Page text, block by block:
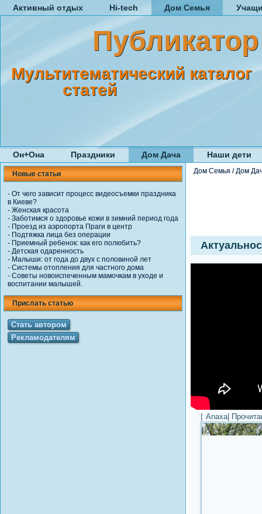
Активный отдых Hi-tech Дом Семья
Публикатор
Мультитематический каталог
статей
Он+Она Праздники Дом Дача Наши дети
Новые статьи
- От чего зависит процесс видеосъемки праздника
в Киеве?
- Женская красота
- Заботимся о здоровье кожи в зимний период года
- Проезд из аэропорта Праги в центр
- Подтяжка лица без операции
- Приемный ребенок: как его полюбить?
- Детская одаренность
- Малыши: от года до двух с половиной лет
- Системы отопления для частного дома
- Советы новоиспеченным мамочкам в уходе и
воспитании малышей.
Прислать статью
Стать автором
Рекламодателям
Дом Семья /Дом
Anaxa|